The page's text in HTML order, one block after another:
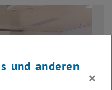
und anderen
×